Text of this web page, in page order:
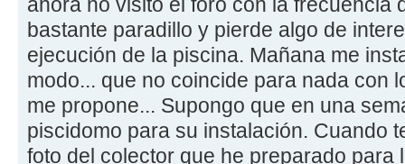
bastante paradillo y pierde algo de
ejecución de la piscina. Mañana me
modo... que no coincide para nada con
me propone... Supongo que en una
piscidomo para su instalación. Cuando
foto del colector que he preparado para